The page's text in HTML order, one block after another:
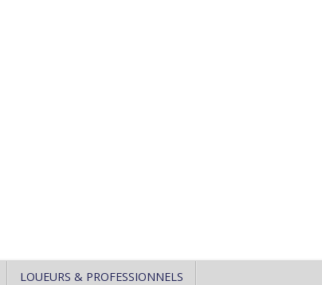
LOUEURS & PROFESSIONNELS